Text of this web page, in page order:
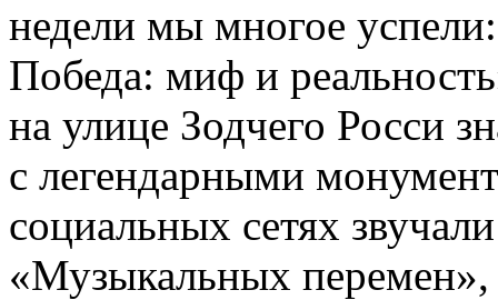
недели мы многое
Победа: миф и
на улице Зодчего Росси
c легендарными
социальных сетях
«Музыкальных